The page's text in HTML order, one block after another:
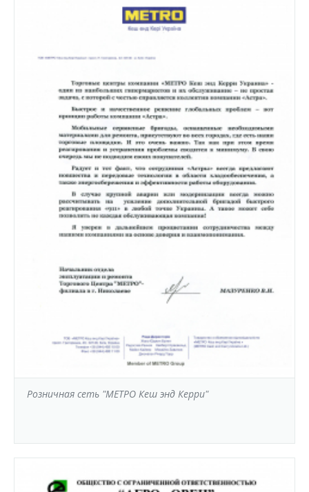
Розничная сеть "МЕТРО Кеш энд Керри"